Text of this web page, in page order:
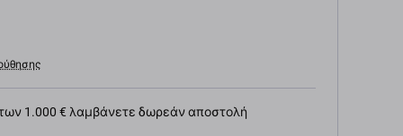
1.000 € λαμβάνετε δωρεάν αποστολή